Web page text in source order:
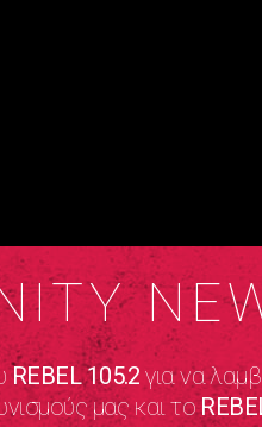
REBEL 105.2 για να
μας και το